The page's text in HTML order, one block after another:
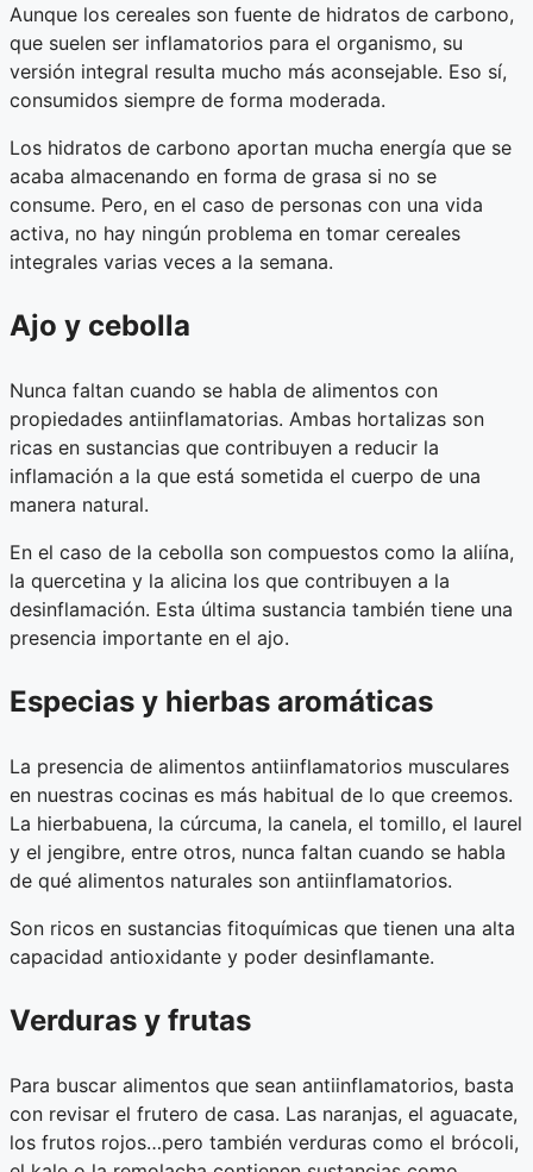
Aunque los cereales son fuente de hidratos de carbono,
que suelen ser inflamatorios para el organismo, su
versión integral resulta mucho más aconsejable. Eso sí,
consumidos siempre de forma moderada.
Los hidratos de carbono aportan mucha energía que se
acaba almacenando en forma de grasa si no se
consume. Pero, en el caso de personas con una vida
activa, no hay ningún problema en tomar cereales
integrales varias veces a la semana.
Ajo y cebolla
Nunca faltan cuando se habla de alimentos con
propiedades antiinflamatorias. Ambas hortalizas son
ricas en sustancias que contribuyen a reducir la
inflamación a la que está sometida el cuerpo de una
manera natural.
En el caso de la cebolla son compuestos como la aliína,
la quercetina y la alicina los que contribuyen a la
desinflamación. Esta última sustancia también tiene una
presencia importante en el ajo.
Especias y hierbas aromáticas
La presencia de alimentos antiinflamatorios musculares
en nuestras cocinas es más habitual de lo que creemos.
La hierbabuena, la cúrcuma, la canela, el tomillo, el laurel
y el jengibre, entre otros, nunca faltan cuando se habla
de qué alimentos naturales son antiinflamatorios.
Son ricos en sustancias fitoquímicas que tienen una alta
capacidad antioxidante y poder desinflamante.
Verduras y frutas
Para buscar alimentos que sean antiinflamatorios, basta
con revisar el frutero de casa. Las naranjas, el aguacate,
los frutos rojos…pero también verduras como el brócoli,